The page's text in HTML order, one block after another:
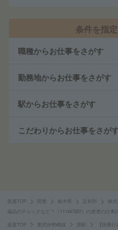
条件を指
職種からお仕事をさがす
勤務地からお仕事をさがす
駅からお仕事をさがす
こだわりからお仕事をさが
派遣TOP 栃木県 足利市 株
備品のチェックなど＊（111447287）の派遣の仕事
派遣TOP 東武伊勢崎線 県駅 【医療